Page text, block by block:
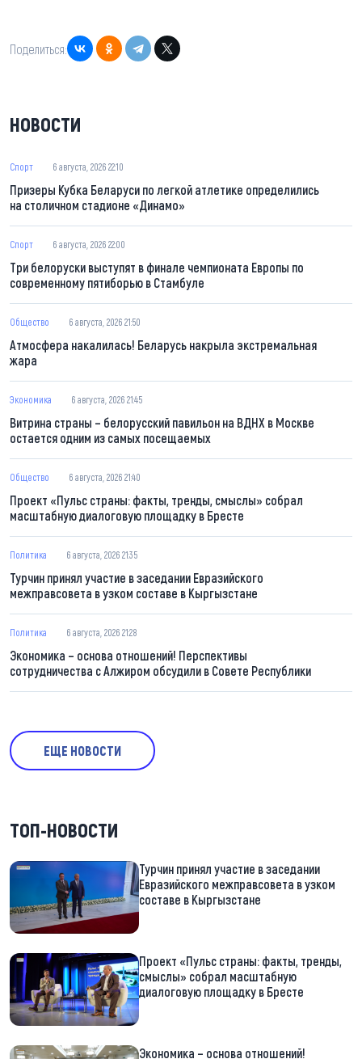
Поделиться:
НОВОСТИ
Спорт 6 августа, 2026 22:10
Призеры Кубка Беларуси по легкой атлетике определились
на столичном стадионе «Динамо»
Спорт 6 августа, 2026 22:00
Три белоруски выступят в финале чемпионата Европы по
современному пятиборью в Стамбуле
Общество 6 августа, 2026 21:50
Атмосфера накалилась! Беларусь накрыла экстремальная
жара
Экономика 6 августа, 2026 21:45
Витрина страны – белорусский павильон на ВДНХ в Москве
остается одним из самых посещаемых
Общество 6 августа, 2026 21:40
Проект «Пульс страны: факты, тренды, смыслы» собрал
масштабную диалоговую площадку в Бресте
Политика 6 августа, 2026 21:35
Турчин принял участие в заседании Евразийского
межправсовета в узком составе в Кыргызстане
Политика 6 августа, 2026 21:28
Экономика – основа отношений! Перспективы
сотрудничества с Алжиром обсудили в Совете Республики
ЕЩЕ НОВОСТИ
ТОП-НОВОСТИ
Турчин принял участие в заседании
Евразийского межправсовета в узком
составе в Кыргызстане
Проект «Пульс страны: факты, тренды,
смыслы» собрал масштабную
диалоговую площадку в Бресте
Экономика – основа отношений!